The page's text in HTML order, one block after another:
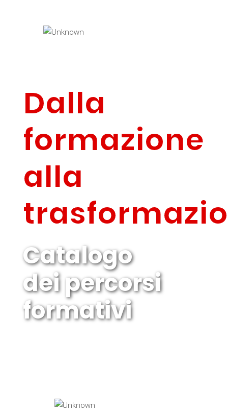
Dalla
formazione
alla
Catalogo
dei percorsi
formativi